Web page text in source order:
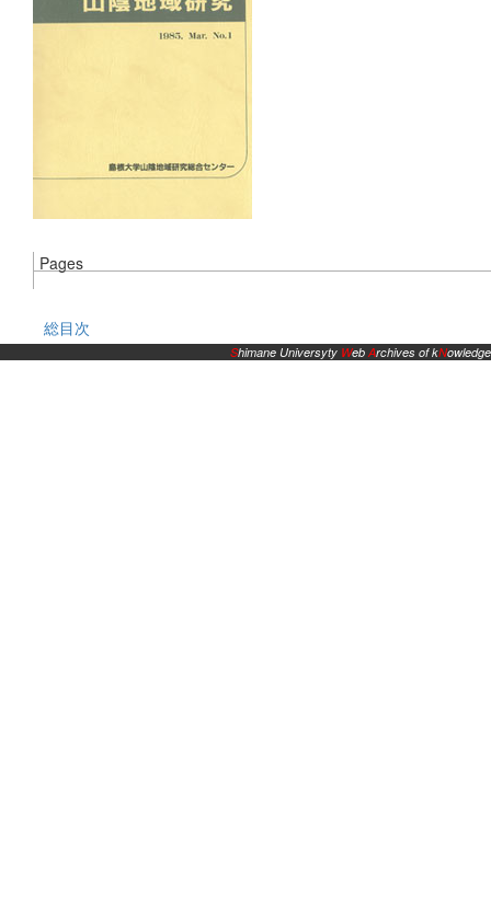
Pages
総目次
Shimane Universyty WebArchives of kNowledge